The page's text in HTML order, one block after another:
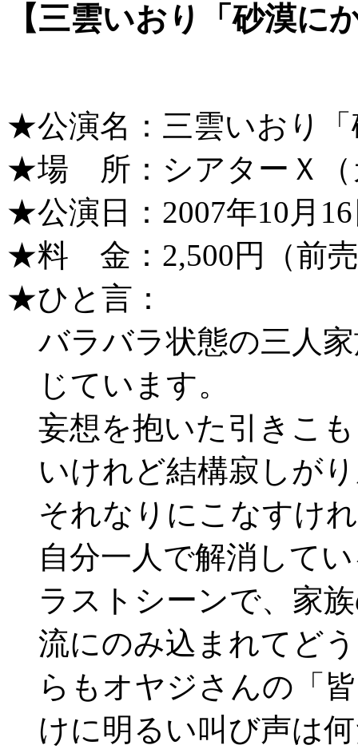
【三雲いおり「砂漠に
★公演名：三雲いおり
★場 所：シアターＸ（
★公演日：2007年10月
★料 金：2,500円（前
★ひと言：
バラバラ状態の三人
じています。
妄想を抱いた引きこ
いけれど結構寂しが
それなりにこなすけ
自分一人で解消して
ラストシーンで、家
流にのみ込まれてど
らもオヤジさんの「
けに明るい叫び声は